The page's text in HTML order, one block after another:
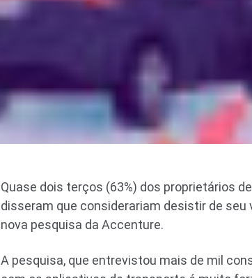
Quase dois terços (63%) dos proprietários
disseram que considerariam desistir de
nova pesquisa da Accenture.
A pesquisa, que entrevistou mais de mil